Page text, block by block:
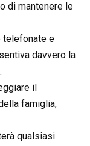
di mantenere le
telefonate e
davvero la
il
famiglia,
qualsiasi